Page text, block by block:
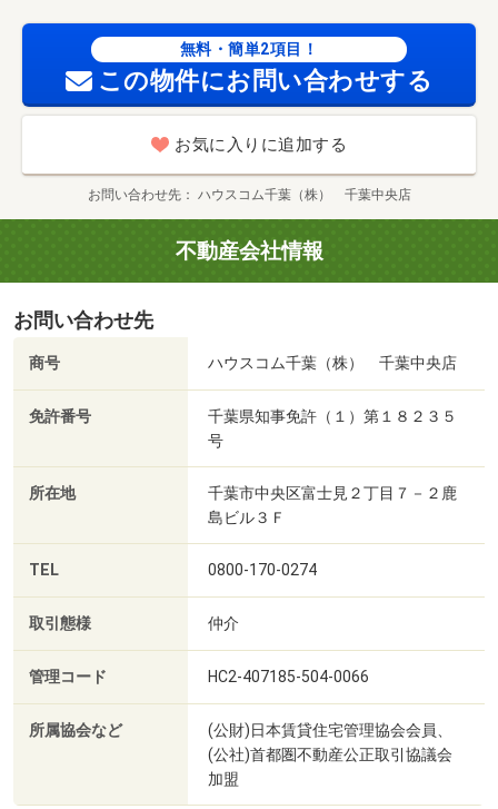
無料・簡単2項目！
この物件にお問い合わせする
お気に入りに追加する
お問い合わせ先 ハウスコム千葉（株） 千葉中央店
不動産会社情報
お問い合わせ先
商号 ハウスコム千葉（株） 千葉中央店
免許番号
千葉県知事免許（１）第１８２３５
号
所在地
千葉市中央区富士見２丁目７－２鹿
島ビル３Ｆ
TEL 0800-170-0274
取引態様 仲介
管理コード HC2-407185-504-0066
所属協会など
(公財)日本賃貸住宅管理協会会員、
(公社)首都圏不動産公正取引協議会
加盟